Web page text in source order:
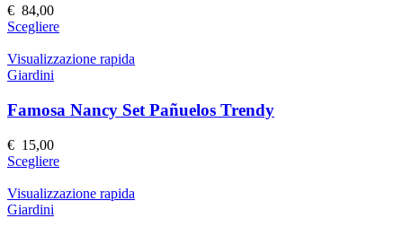
scelte
nella
pagina
prodotto
€ 84,00
ScegliereQuesto
ha
Le
opzioni
scelte
nella
pagina
Visualizzazione rapida
Giardini
Famosa Nancy Set Pañuelos Trendy
€ 15,00
ScegliereQuesto
ha
Visualizzazione rapida
Giardini